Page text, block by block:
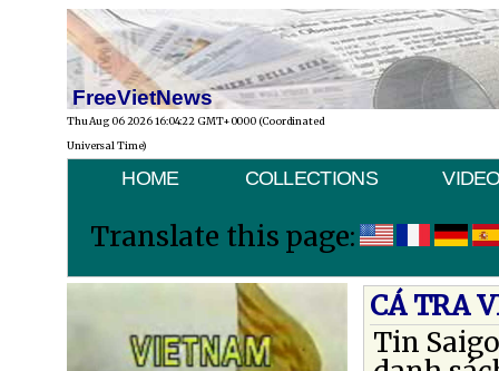
FreeVietNews
Thu Aug 06 2026 16:04:22 GMT+0000 (Coordinated
Universal Time)
HOME COLLECTIONS
Translate this page:
CÁ TRA
Tin